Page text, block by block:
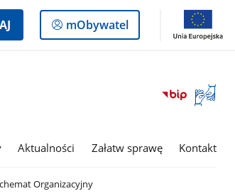
Logowanie
do
mObywatel
Otwórz
okno
języka
Aktualności Załatw sprawę Kontakt
Organizacyjny